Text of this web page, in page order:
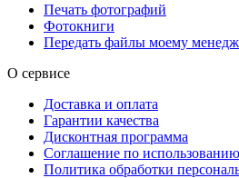
Печать фотографий
Фотокниги
Передать файлы моему
О сервисе
Доставка и оплата
Гарантии качества
Дисконтная программа
Соглашение по
Политика обработки